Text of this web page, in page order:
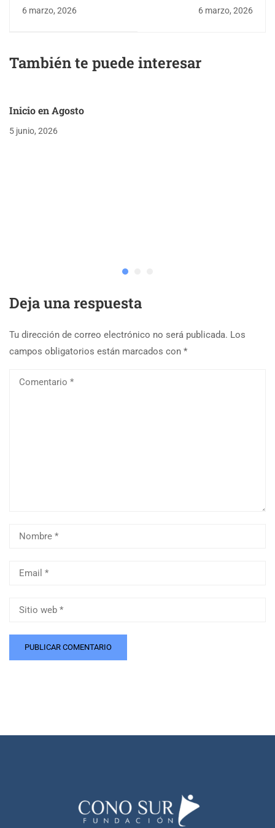
6 marzo, 2026 6 marzo, 2026
También te puede interesar
Inicio en Agosto
5 junio, 2026
Deja una respuesta
Tu dirección de correo electrónico no será publicada. Los
campos obligatorios están marcados con *